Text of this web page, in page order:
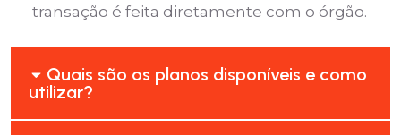
transação é feita diretamente com o órgão.
Quais são os planos disponíveis e como
utilizar?